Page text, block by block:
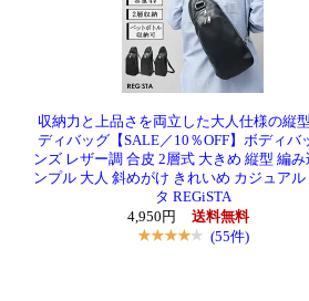
収納力と上品さを両立した大人仕様の縦
ディバッグ【SALE／10％OFF】ボディバ
ンズ レザー調 合皮 2層式 大きめ 縦型 編み
ンプル 大人 斜めがけ きれいめ カジュアル
タ REGiSTA
4,950円
送料無料
(55件)